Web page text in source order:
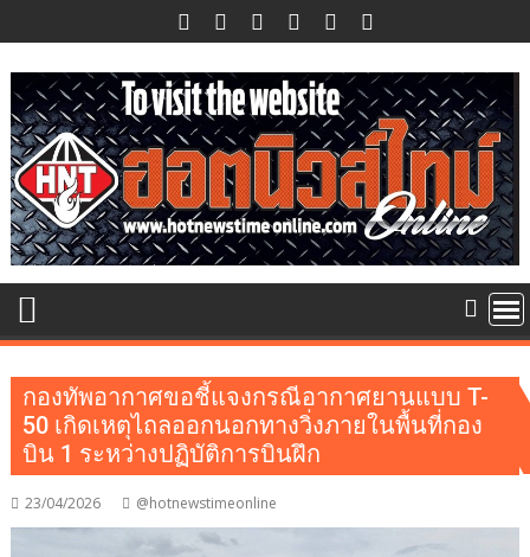
to
content
กองทัพอากาศขอชี้แจงกรณีอากาศยานแบบ T-
50 เกิดเหตุไถลออกนอกทางวิ่งภายในพื้นที่กอง
บิน 1 ระหว่างปฏิบัติการบินฝึก
23/04/2026 @hotnewstimeonline